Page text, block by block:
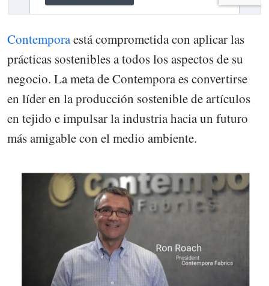
Contemporaestá comprometida con aplicar las
prácticas sostenibles a todos los aspectos de su
negocio. La meta de Contempora es convertirse
en líder en la producción sostenible de artículos
en tejido e impulsar la industria hacia un futuro
más amigable con el medio ambiente.